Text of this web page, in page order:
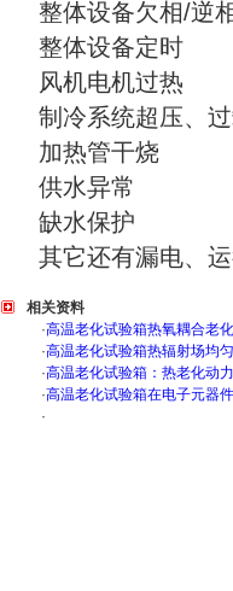
整体设备欠相/逆
整体设备定时
风机电机过热
制冷系统超压、
加热管干烧
供水异常
缺水保护
其它还有漏电、运
相关资料
·高温老化试验箱热氧耦合老
·高温老化试验箱热辐射场均
·高温老化试验箱：热老化动
·高温老化试验箱在电子元器
·